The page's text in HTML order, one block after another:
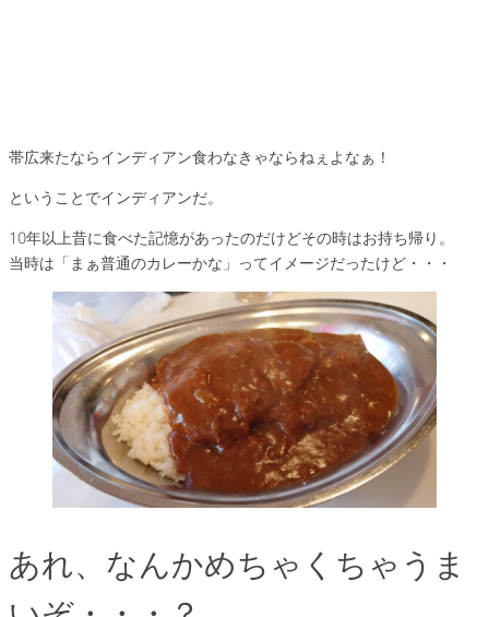
帯広来たならインディアン食わなきゃならねぇよなぁ！
ということでインディアンだ。
10年以上昔に食べた記憶があったのだけどその時はお持ち帰り。
当時は「まぁ普通のカレーかな」ってイメージだったけど・・・
あれ、なんかめちゃくちゃうま